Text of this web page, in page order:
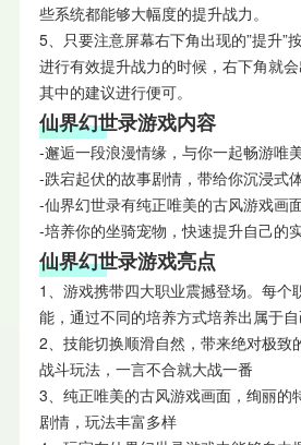
些系统都能够大幅度的提升战力。
5、只要注意屏幕右下角出现的”提升”
进行有效提升战力的时候，右下角就
其中的建议进行便可。
仙界幻世录游戏内容
-邂逅一段浪漫情缘，与你一起畅游唯美
-跌宕起伏的故事剧情，带给你沉浸式体
-仙界幻世录有纯正唯美的古风游戏画
-培养你的坐骑宠物，快速提升自己的实
仙界幻世录游戏亮点
1、游戏携带四大职业震撼登场。每个
能，通过不同的培养方式培养出属于自
2、技能切换顺滑自然，带来绝对极致
战斗玩法，一言不合就大战一番
3、纯正唯美的古风游戏画面，绚丽的
剧情，玩法丰富多样